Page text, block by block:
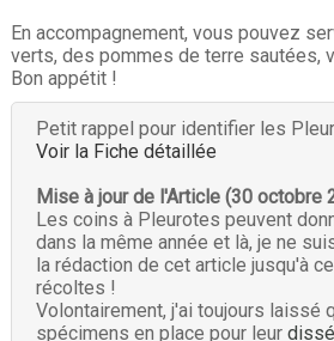
En accompagnement, vous pouvez
verts, des pommes de terre sautées,
Bon appétit !
Petit rappel pour identifier les
Voir la Fiche détaillée
Mise à jour de l'Article (30 octobre
Les coins à Pleurotes peuvent
dans la même année et là, je ne
la rédaction de cet article jusqu'à
récoltes !
Volontairement, j'ai toujours laissé
spécimens en place pour leur